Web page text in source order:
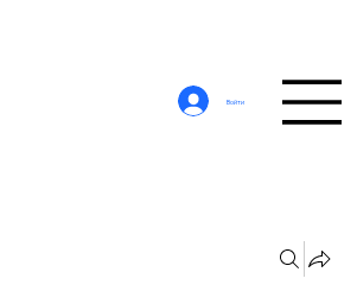
Войти